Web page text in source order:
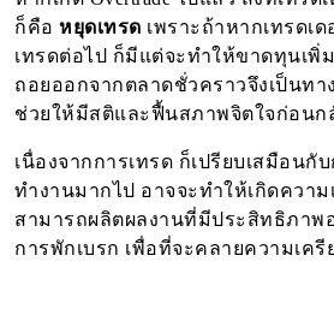
ก็คือ หยุดเทรด เพราะถ้าหากเทรดเ
เทรดต่อไป ก็มีแต่จะทำให้ขาดทุนเพิ่
ถอยออกจากตลาดชั่วคราวจึงเป็นทา
ช่วยให้มีสติและฟื้นสภาพจิตใจก่อนก
เนื่องจากการเทรด ก็เปรียบเสมือนกั
ทำงานมากไป อาจจะทำให้เกิดควา
สามารถผลิตผลงานที่มีประสิทธิภาพ
การพักเบรก เพื่อที่จะคลายความเครี